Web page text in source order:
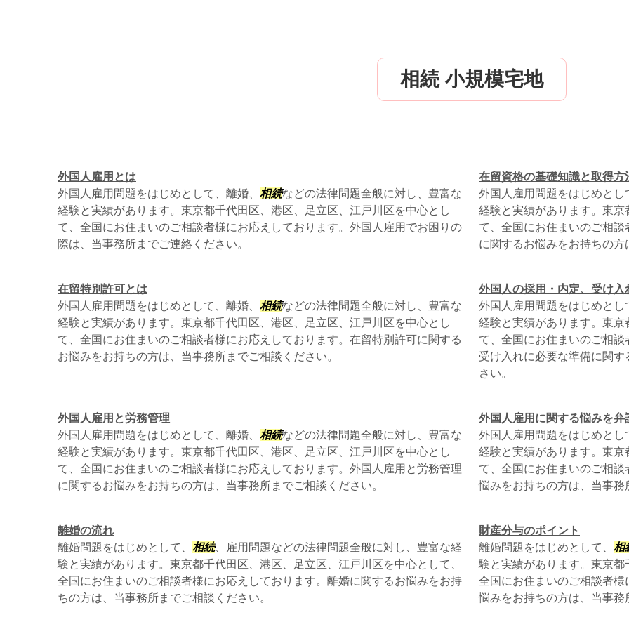
相続 小規模宅地
外国人雇用とは
外国人雇用問題をはじめとして、離婚、 相続などの法律問題全般に対し、豊富な
経験と実績があります。東京都千代田区、港区、足立区、江戸川区を中心とし
て、全国にお住まいのご相談者様にお応えしております。外国人雇用でお困りの
際は、当事務所までご連絡ください。
在留資格の基礎知識と取得方
外国人雇用問題をはじめとし
経験と実績があります。東
て、全国にお住まいのご相
に関するお悩みをお持ちの方
在留特別許可とは
外国人雇用問題をはじめとして、離婚、 相続などの法律問題全般に対し、豊富な
経験と実績があります。東京都千代田区、港区、足立区、江戸川区を中心とし
て、全国にお住まいのご相談者様にお応えしております。在留特別許可に関する
お悩みをお持ちの方は、当事務所までご相談ください。
外国人の採用・内定、受け入
外国人雇用問題をはじめとし
経験と実績があります。東
て、全国にお住まいのご相談
受け入れに必要な準備に関
さい。
外国人雇用と労務管理
外国人雇用問題をはじめとして、離婚、 相続などの法律問題全般に対し、豊富な
経験と実績があります。東京都千代田区、港区、足立区、江戸川区を中心とし
て、全国にお住まいのご相談者様にお応えしております。外国人雇用と労務管理
に関するお悩みをお持ちの方は、当事務所までご相談ください。
外国人雇用に関する悩みを弁
外国人雇用問題をはじめとし
経験と実績があります。東
て、全国にお住まいのご相
悩みをお持ちの方は、当事務
離婚の流れ
離婚問題をはじめとして、 相続、雇用問題などの法律問題全般に対し、豊富な経
験と実績があります。東京都千代田区、港区、足立区、江戸川区を中心として、
全国にお住まいのご相談者様にお応えしております。離婚に関するお悩みをお持
ちの方は、当事務所までご相談ください。
財産分与のポイント
離婚問題をはじめとして、 相
験と実績があります。東京都
全国にお住まいのご相談者
悩みをお持ちの方は、当事務